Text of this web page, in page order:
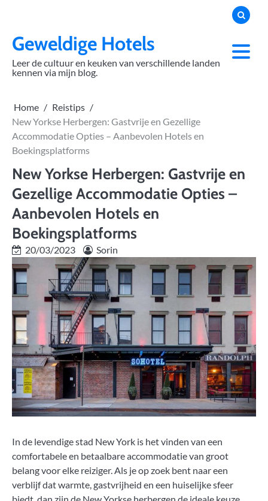
contentGeweldige Hotels
Leer de cultuur en keuken van verschillende landen
kennen via mijn blog.
Home
Reistips
New Yorkse Herbergen: Gastvrije en Gezellige
Accommodatie Opties – Aanbevolen Hotels en
Boekingsplatforms
New Yorkse Herbergen: Gastvrije en
Gezellige Accommodatie Opties –
Aanbevolen Hotels en
Boekingsplatforms
20/03/2023 Sorin
In de levendige stad New York is het vinden van een
comfortabele en betaalbare accommodatie van groot
belang voor elke reiziger. Als je op zoek bent naar een
verblijf dat warmte, gastvrijheid en een huiselijke sfeer